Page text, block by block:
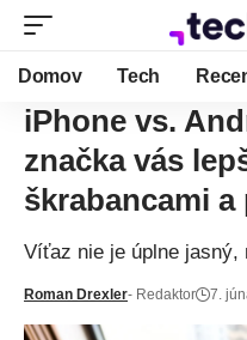
Domov Tech
iPhone vs.
značka vás
škrabancami
Víťaz nie je úplne jasný,
Roman Drexler- Redaktor 7.